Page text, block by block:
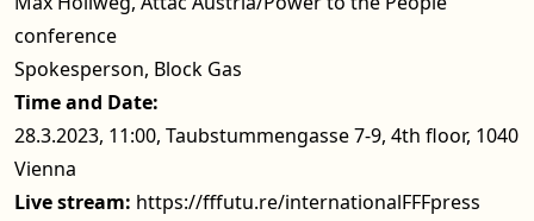
conference
Spokesperson, Block Gas
Time and Date:
28.3.2023, 11:00, Taubstummengasse 7-9, 4th floor, 1040
Vienna
Live stream: https://fffutu.re/internationalFFFpress